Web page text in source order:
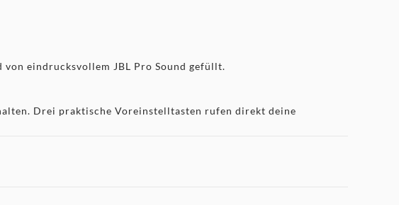
eindrucksvollem JBL Pro Sound gefüllt.
Drei praktische Voreinstelltasten rufen direkt deine
oder persönlichen Playlists ab.